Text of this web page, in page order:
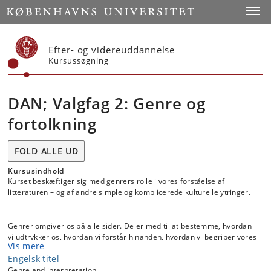
Start
Efter- og videreuddannelse
Kursussøgning
DAN; Valgfag 2: Genre og
fortolkning
FOLD ALLE UD
Kursusindhold
Kurset beskæftiger sig med genrers rolle i vores forståelse af
litteraturen – og af andre simple og komplicerede kulturelle ytringer.
Genrer omgiver os på alle sider. De er med til at bestemme, hvordan
vi udtrykker os, hvordan vi forstår hinanden, hvordan vi begriber vores
omverden, og hvordan vi danner fællesskaber. Genrer er også
afgørende for vores forståelse af litteratur og andre avancerede
Vis mere
Engelsk titel